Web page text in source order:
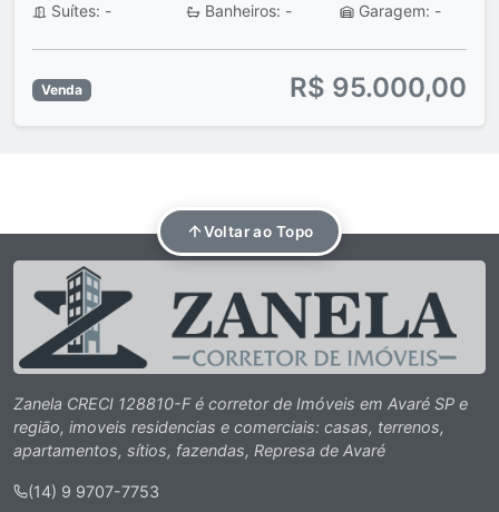
Suítes: -
Banheiros: - Garagem: -
Venda R$ 95.000,00
Voltar ao Topo
Zanela CRECI 128810-F é corretor de Imóveis em Avaré SP e
região, imoveis residencias e comerciais: casas, terrenos,
apartamentos, sítios, fazendas, Represa de Avaré
(14) 9 9707-7753